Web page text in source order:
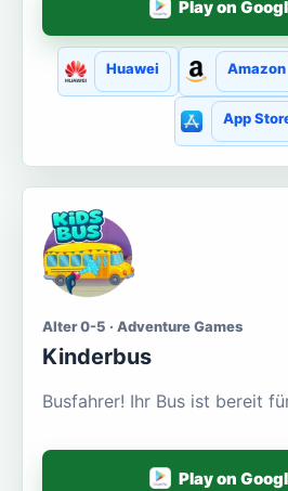
Play on
Huawei Amazon
App
Alter 0-5 · Adventure Games
Kinderbus
Busfahrer! Ihr Bus ist bereit
Play on